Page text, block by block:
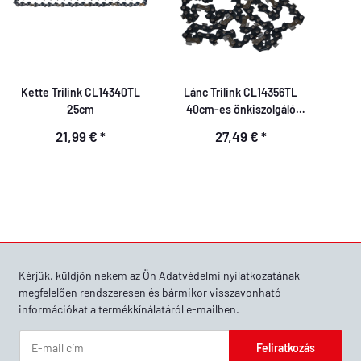
Kette Trilink CL14340TL
25cm
21,99 € *
Lánc Trilink CL14356TL
40cm-es önkiszolgáló
27,49 € *
Kérjük, küldjön nekem az Ön Adatvédelmi nyilatkozatának
megfelelően rendszeresen és bármikor visszavonható
információkat a termékkínálatáról e-mailben.
Feliratkozás